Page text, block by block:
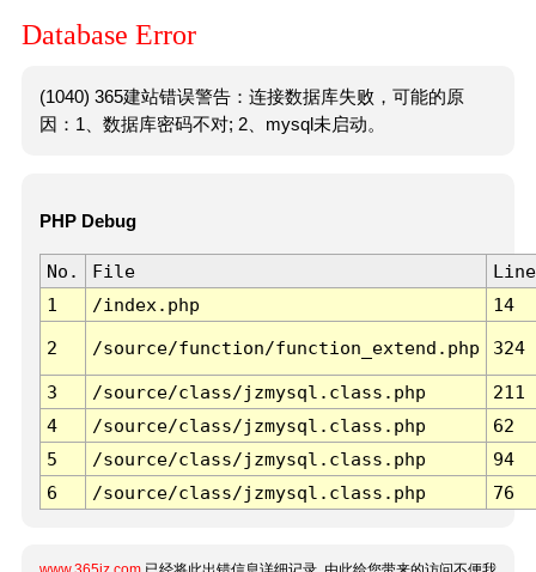
Database Error
(1040) 365建站错误警告：连接数据库失败，可能的原
因：1、数据库密码不对; 2、mysql未启动。
PHP Debug
No. File
Line
1
/index.php 14
2 /source/function/function_extend.php 324
3 /source/class/jzmysql.class.php
211
4
/source/class/jzmysql.class.php
62
5
/source/class/jzmysql.class.php
94
6
/source/class/jzmysql.class.php 76